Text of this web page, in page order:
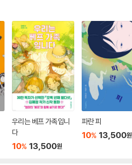
우리는 베프 가족입니
다
10% 13,500원
파란 피
10% 13,500원